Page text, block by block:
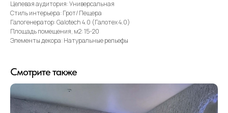
Целевая аудитория: Универсальная
Стиль интерьера: Грот/ Пещера
Галогенератор: Galotech 4.0 (Галотех 4.0)
Площадь помещения, м2: 15-20
Элементы декора: Натуральные рельефы
Смотрите также